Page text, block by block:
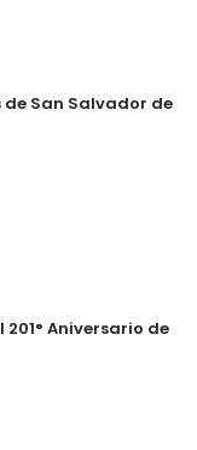
de San Salvador de
Aniversario de